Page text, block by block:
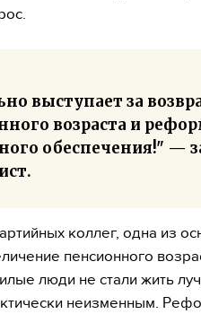
выступает за
возраста и
обеспечения!" —
коллег, одна из
пенсионного
люди не стали жить
неизменным.